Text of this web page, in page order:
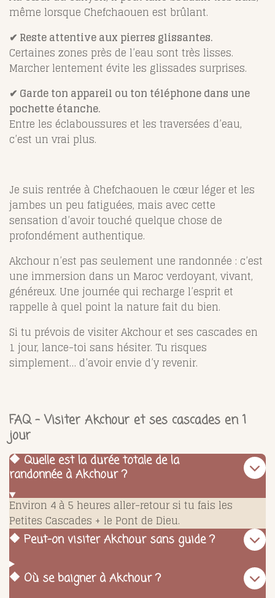
même lorsque Chefchaouen est brûlant.
✔ Reste attentive aux pierres glissantes.
Certaines zones près de l’eau sont très lisses.
Marcher lentement évite les glissades surprises.
✔ Garde ton appareil ou ton téléphone dans une
pochette étanche.
Entre les éclaboussures et les traversées d’eau,
c’est un vrai plus.
Je suis rentrée à Chefchaouen le cœur léger et les
jambes un peu fatiguées, mais avec cette
sensation d’avoir touché quelque chose de
profondément authentique.
Akchour n’est pas seulement une randonnée : c’est
une immersion dans un Maroc verdoyant, vivant,
généreux. Une journée qui recharge l’esprit et
rappelle à quel point la nature fait du bien.
Si tu prévois de visiter Akchour et ses cascades en
1 jour, lance-toi sans hésiter. Tu risques
simplement… d’avoir envie d’y revenir.
FAQ – Visiter Akchour et ses cascades en 1
jour
🔶 Quelle est la durée totale de la
randonnée à Akchour ?
Environ 4 à 5 heures aller-retour si tu fais les
Petites Cascades + le Pont de Dieu.
🔶 Peut-on visiter Akchour sans guide ?
🔶 Où se baigner à Akchour ?